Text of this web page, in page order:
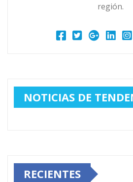
región.
NOTICIAS DE
RECIENTES